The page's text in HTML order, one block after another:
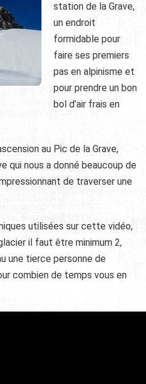
station de la Grave,
un endroit
formidable pour
faire ses premiers
pas en alpinisme et
pour prendre un bon
bol d’air frais en
au Pic de la Grave,
qui nous a donné beaucoup de
de traverser une
utilisées sur cette vidéo,
il faut être minimum 2,
une tierce personne de
combien de temps vous en